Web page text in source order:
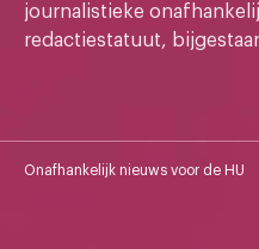
journalistieke
redactiestatuut,
Onafhankelijk nieuws voor de HU